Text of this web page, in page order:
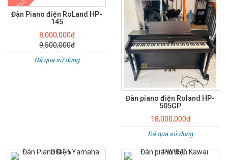
SALE
Đàn Piano điện RoLand HP-
145
8,000,000đ
9,500,000đ
Đã qua sử dụng
Đàn piano điện Roland HP-
505GP
18,000,000đ
Đã qua sử dụng